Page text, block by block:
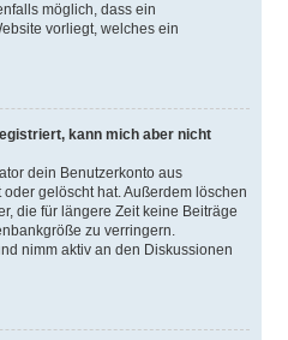
möglich, dass ein
vorliegt, welches ein
kann mich aber nicht
dein Benutzerkonto aus
gelöscht hat. Außerdem löschen
die für längere Zeit keine Beiträge
zu verringern.
nimm aktiv an den Diskussionen